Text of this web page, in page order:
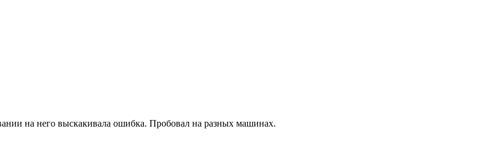
на него выскакивала ошибка. Пробовал на разных машинах.